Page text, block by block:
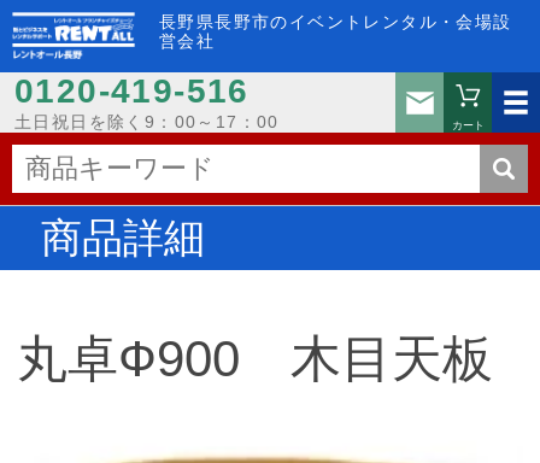
長野県長野市のイベントレンタル・会場設
営会社
0120-419-516
土日祝日を除く9：00～17：00
お問い
カート
商品詳細
丸卓Ф900 木目天板